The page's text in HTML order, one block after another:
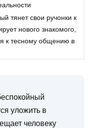
тянет свои ручонки к
нового знакомого,
к тесному общению в
уложить в
человеку